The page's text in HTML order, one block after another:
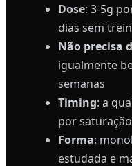
Dose: 3-5g
dias sem
Não precisa
igualmente
semanas
Timing: a
por
Forma:
estudada e